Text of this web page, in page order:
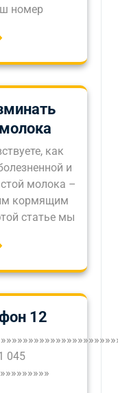
номер
как
и
молока –
кормящим
статье мы
12
045